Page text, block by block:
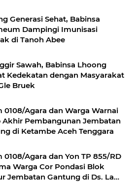
Generasi Sehat, Babinsa
Dampingi Imunisasi
di Tanoh Abee
Sawah, Babinsa Lhoong
Kedekatan dengan Masyarakat
Bruek
0108/Agara dan Warga Warnai
Akhir Pembangunan Jembatan
di Ketambe Aceh Tenggara
0108/Agara dan Yon TP 855/RD
Warga Cor Pondasi Blok
Jembatan Gantung di Ds. Lawe